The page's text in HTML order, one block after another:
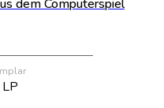
dem Computerspiel